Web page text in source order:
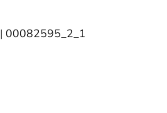
| 00082595_2_1